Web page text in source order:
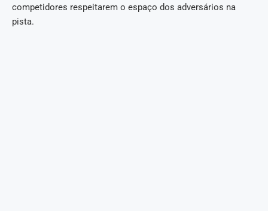
competidores respeitarem o espaço dos adversários na
pista.